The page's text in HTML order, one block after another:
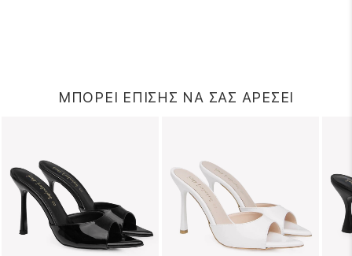
ΜΠΟΡΕΙ ΕΠΙΣΗΣ ΝΑ ΣΑΣ ΑΡΕΣΕΙ